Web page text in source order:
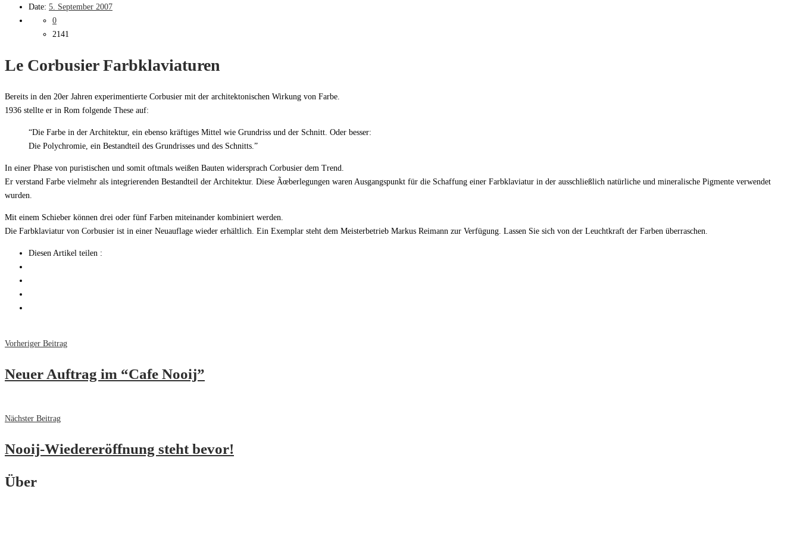
Date: 5. September 2007
0
2141
Le Corbusier Farbklaviaturen
Bereits in den 20er Jahren experimentierte Corbusier mit der architektonischen Wirkung von Farbe.
1936 stellte er in Rom folgende These auf:
“Die Farbe in der Architektur, ein ebenso kräftiges Mittel wie Grundriss und der Schnitt. Oder besser:
Die Polychromie, ein Bestandteil des Grundrisses und des Schnitts.”
In einer Phase von puristischen und somit oftmals weißen Bauten widersprach Corbusier dem Trend.
Er verstand Farbe vielmehr als integrierenden Bestandteil der Architektur. Diese Ãœberlegungen waren Ausgangspunkt für die Schaffung einer Farbklaviatur in der ausschließlich natürliche und mineralische Pigmente verwendet
wurden.
Mit einem Schieber können drei oder fünf Farben miteinander kombiniert werden.
Die Farbklaviatur von Corbusier ist in einer Neuauflage wieder erhältlich. Ein Exemplar steht dem Meisterbetrieb Markus Reimann zur Verfügung. Lassen Sie sich von der Leuchtkraft der Farben überraschen.
Diesen Artikel teilen :
Vorheriger Beitrag
Neuer Auftrag im “Cafe Nooij”
Nächster Beitrag
Nooij-Wiedereröffnung steht bevor!
Über